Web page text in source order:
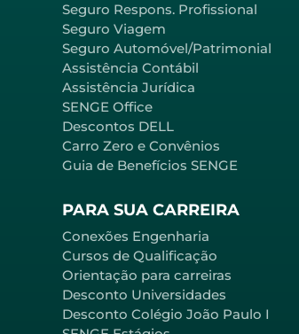
Seguro Respons. Profissional
Seguro Viagem
Seguro Automóvel/Patrimonial
Assistência Contábil
Assistência Jurídica
SENGE Office
Descontos DELL
Carro Zero e Convênios
Guia de Benefícios SENGE
PARA SUA CARREIRA
Conexões Engenharia
Cursos de Qualificação
Orientação para carreiras
Desconto Universidades
Desconto Colégio João Paulo I